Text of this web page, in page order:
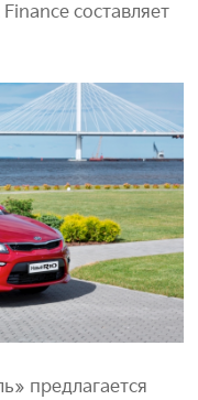
составляет
предлагается